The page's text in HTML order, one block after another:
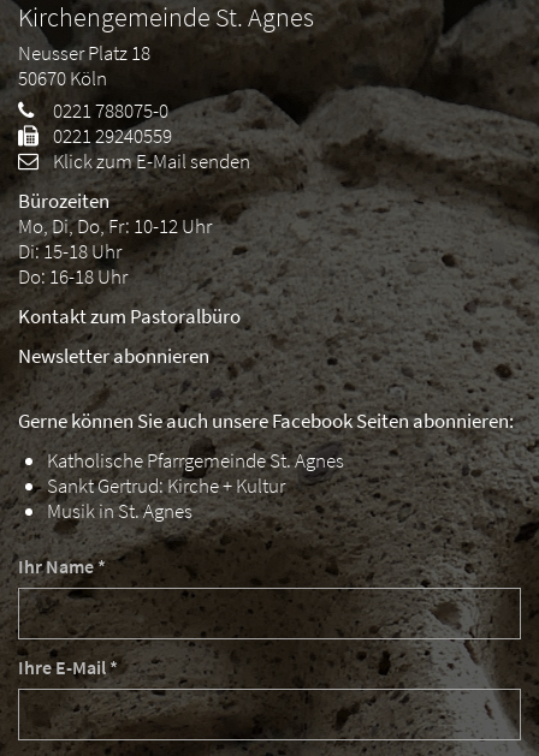
Ihr Name *
Ihre E-Mail *
Kirchengemeinde St. Agnes
Neusser Platz 18
50670Köln
0221 788075-0
0221 29240559
Klick zum E-Mail senden
Bürozeiten
Mo, Di, Do, Fr: 10-12 Uhr
Di: 15-18 Uhr
Do: 16-18 Uhr
Kontakt zum Pastoralbüro
Newsletter abonnieren
Gerne können Sie auch unsere Facebook Seiten abonnieren:
Katholische Pfarrgemeinde St. Agnes
Sankt Gertrud: Kirche + Kultur
Musik in St. Agnes